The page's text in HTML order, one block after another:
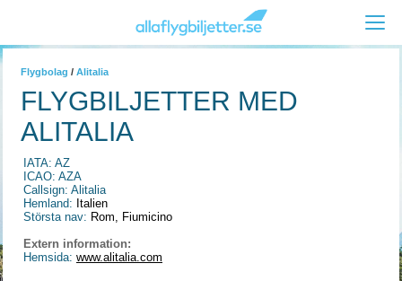
Flygbolag / Alitalia
FLYGBILJETTER MED
ALITALIA
IATA: AZ
ICAO: AZA
Callsign: Alitalia
Hemland: Italien
Största nav: Rom, Fiumicino
Extern information:
Hemsida: www.alitalia.com